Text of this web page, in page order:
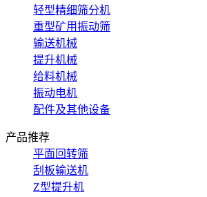
轻型精细筛分机
重型矿用振动筛
输送机械
提升机械
给料机械
振动电机
配件及其他设备
产品推荐
平面回转筛
刮板输送机
Z型提升机